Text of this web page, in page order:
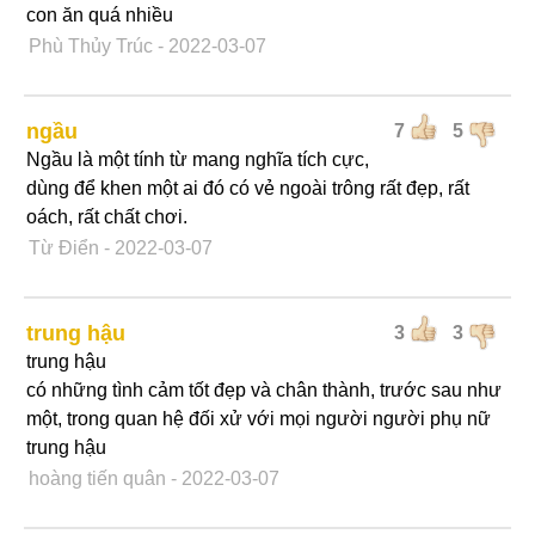
con ăn quá nhiều
Phù Thủy Trúc - 2022-03-07
7 5
ngầu
Ngầu là một tính từ mang nghĩa tích cực,
dùng để khen một ai đó có vẻ ngoài trông rất đẹp, rất
oách, rất chất chơi.
Từ Điển - 2022-03-07
3 3
trung hậu
trung hậu
có những tình cảm tốt đẹp và chân thành, trước sau như
một, trong quan hệ đối xử với mọi người người phụ nữ
trung hậu
hoàng tiến quân - 2022-03-07